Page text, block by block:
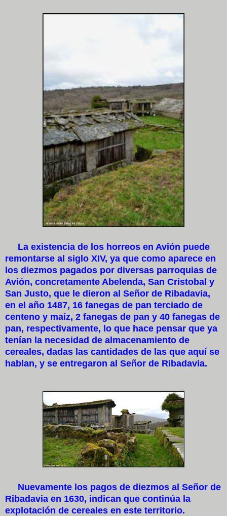
La existencia de los horreos en Avión puede
remontarse al siglo XIV, ya que como aparece en
los diezmos pagados por diversas parroquias de
Avión, concretamente Abelenda, San Cristobal y
San Justo, que le dieron al Señor de Ribadavia,
en el año 1487, 16 fanegas de pan terciado de
centeno y maíz, 2 fanegas de pan y 40 fanegas de
pan, respectivamente, lo que hace pensar que ya
tenían la necesidad de almacenamiento de
cereales, dadas las cantidades de las que aquí se
hablan, y se entregaron al Señor de Ribadavia.
Nuevamente los pagos de diezmos al Señor de
Ribadavia en 1630, indican que continúa la
explotación de cereales en este territorio.